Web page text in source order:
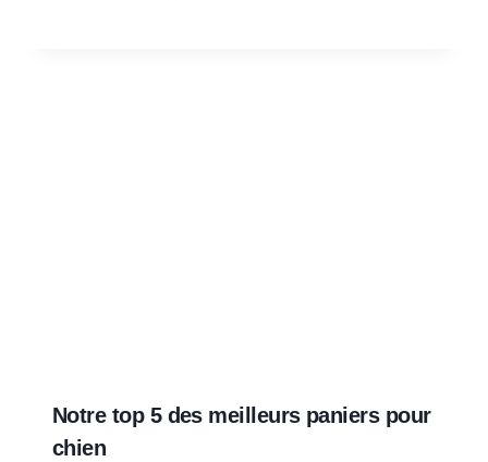
Notre top 5 des meilleurs paniers pour
chien